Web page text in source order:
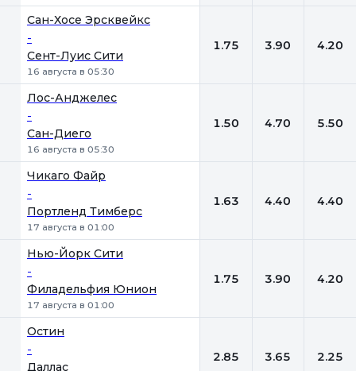
Сан-Хосе Эрсквейкс
-
Сент-Луис Сити
16 августа в 05:30
1.75 3.90 4.20
Лос-Анджелес
-
Сан-Диего
16 августа в 05:30
1.50 4.70 5.50
Чикаго Файр
-
Портленд Тимберс
17 августа в 01:00
1.63 4.40 4.40
Нью-Йорк Сити
-
Филадельфия Юнион
17 августа в 01:00
1.75 3.90 4.20
Остин
-
Даллас
2.85 3.65 2.25